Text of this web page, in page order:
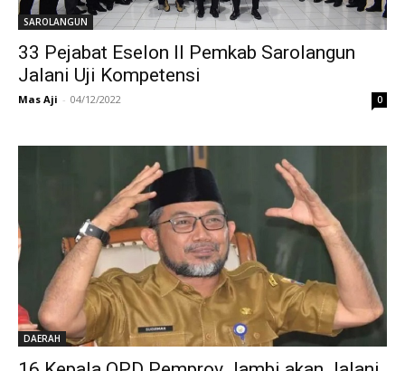
SAROLANGUN
33 Pejabat Eselon II Pemkab Sarolangun
Jalani Uji Kompetensi
Mas Aji - 04/12/2022 0
DAERAH